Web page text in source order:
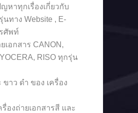
หาทุกเรื่องเกี่ยวกับ
นทาง Website , E-
ศัพท์
เอกสาร CANON,
RISO ทุกรุ่น
าว ดำ ของ เครื่อง
องถ่ายเอกสารสี และ